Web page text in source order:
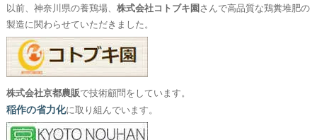
以前、神奈川県の養鶏場、 株式会社コトブキ園 さんで高品質な鶏糞堆肥の
製造に関わらせていただきました。
株式会社京都農販で技術顧問をしています。
稲作の省力化に取り組んでいます。